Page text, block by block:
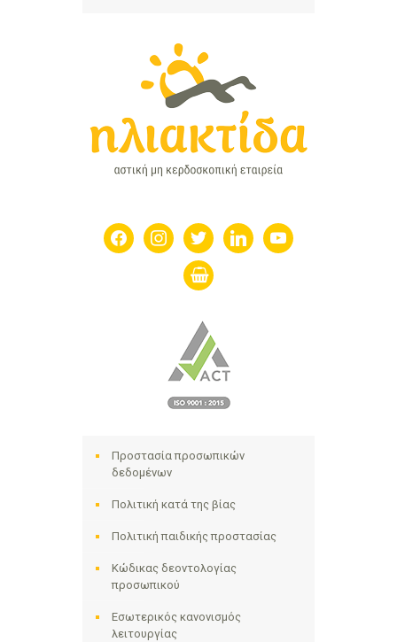
facebookinstagramtwitter linkedin youtube
shopping-
basket
Προστασία προσωπικών
δεδομένων
Πολιτική κατά της βίας
Πολιτική παιδικής προστασίας
Κώδικας δεοντολογίας
προσωπικού
Εσωτερικός κανονισμός
λειτουργίας